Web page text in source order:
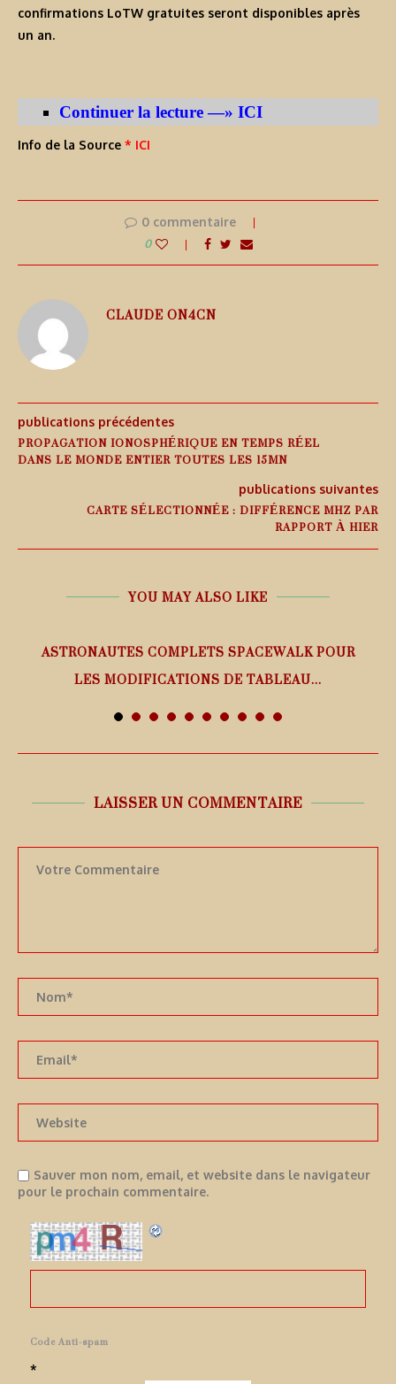
confirmations LoTW gratuites seront disponibles après
un an.
Continuer la lecture —» ICI
Info de la Source * ICI
0 commentaire
0
CLAUDE ON4CN
publications précédentes
PROPAGATION IONOSPHÉRIQUE EN TEMPS RÉEL
DANS LE MONDE ENTIER TOUTES LES 15MN
publications suivantes
CARTE SÉLECTIONNÉE : DIFFÉRENCE MHZ PAR
RAPPORT À HIER
YOU MAY ALSO LIKE
ASTRONAUTES COMPLETS SPACEWALK POUR
LES MODIFICATIONS DE TABLEAU...
LAISSER UN COMMENTAIRE
Sauver mon nom, email, et website dans le navigateur
pour le prochain commentaire.
Code Anti-spam
*